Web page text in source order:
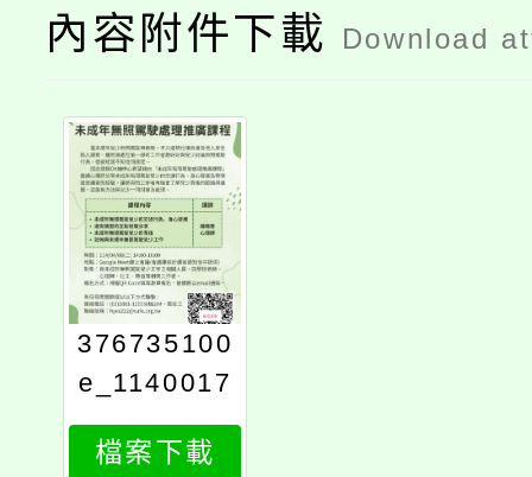
內容附件下載 Download
376735100
e_1140017
992_attach
1
檔案下載